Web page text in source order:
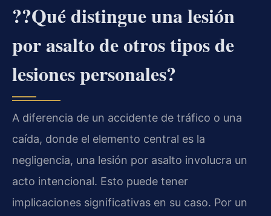
??Qué distingue una lesión
por asalto de otros tipos de
lesiones personales?
A diferencia de un accidente de tráfico o una
caída, donde el elemento central es la
negligencia, una lesión por asalto involucra un
acto intencional. Esto puede tener
implicaciones significativas en su caso. Por un